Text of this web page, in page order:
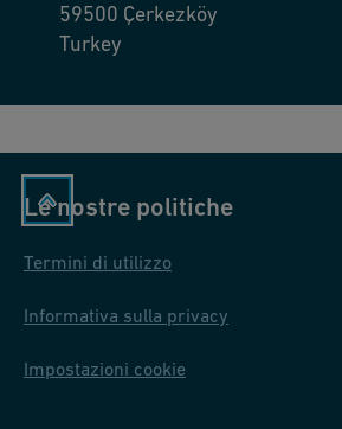
59500 Çerkezköy
Turkey
Le nostre politiche
Termini di utilizzo
Informativa sulla privacy
Impostazioni cookie